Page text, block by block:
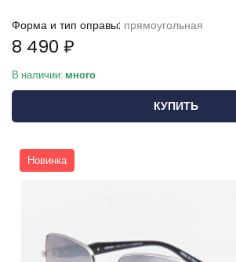
Форма и тип оправы: прямоугольная
8 490 ₽
В наличии: много
КУПИТЬ
Новинка